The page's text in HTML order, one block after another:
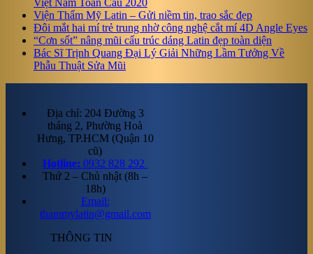
Viện Thẩm Mỹ Latin – Gửi niềm tin, trao sắc đẹp
Đôi mắt hai mí trẻ trung nhờ công nghệ cắt mí 4D Angle Eyes
“Cơn sốt” nâng mũi cấu trúc dáng Latin đẹp toàn diện
Bác Sĩ Trịnh Quang Đại Lý Giải Những Lầm Tưởng Về
Phẫu Thuật Sửa Mũi
Địa chỉ: 204 Đường 3
tháng 2, Phường Hoà
Hưng, TP.HCM (Quận 10
cũ)
Hotline: 0932 828 292
Thứ 2 – Chủ nhật (8h –
18h)
Email:
thammylatin@gmail.com
THÔNG TIN